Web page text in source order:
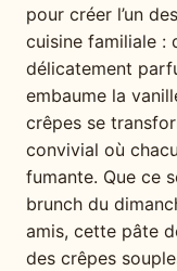
pour créer l’un
cuisine familiale :
délicatement
embaume la
crêpes se
convivial où
fumante. Que ce
brunch du
amis, cette pâte
des crêpes